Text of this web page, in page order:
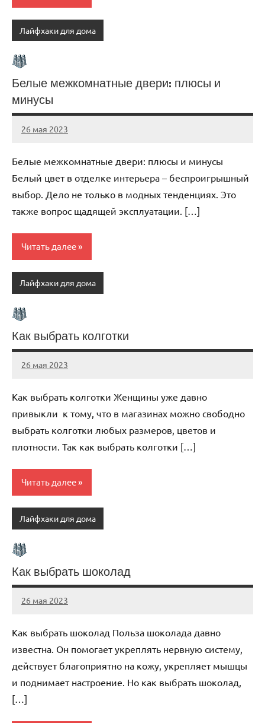
Лайфхаки для дома
Белые межкомнатные двери: плюсы и
минусы
26 мая 2023
organic63_ru
Нет
Белые межкомнатные двери: плюсы и минусы
Белый цвет в отделке интерьера – беспроигрышный
выбор. Дело не только в модных тенденциях. Это
также вопрос щадящей эксплуатации. […]
Читать далее
Лайфхаки для дома
Как выбрать колготки
26 мая 2023
organic63_ru
Нет
Как выбрать колготки Женщины уже давно
привыкли к тому, что в магазинах можно свободно
выбрать колготки любых размеров, цветов и
плотности. Так как выбрать колготки […]
Читать далее
Лайфхаки для дома
Как выбрать шоколад
26 мая 2023
organic63_ru
Нет
Как выбрать шоколад Польза шоколада давно
известна. Он помогает укреплять нервную систему,
действует благоприятно на кожу, укрепляет мышцы
и поднимает настроение. Но как выбрать шоколад,
[…]